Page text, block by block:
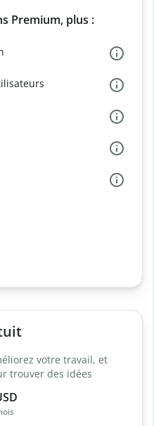
Premium, plus :
votre travail, et
trouver des idées